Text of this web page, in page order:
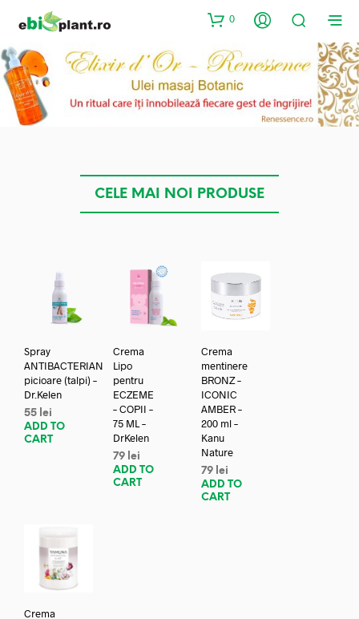
0
CELE MAI NOI PRODUSE
Spray
ANTIBACTERIAN
picioare (talpi) –
Dr.Kelen
55 lei
ADD TO
CART
Crema
Lipo
pentru
ECZEME
– COPII –
75 ML –
DrKelen
79 lei
ADD TO
CART
Crema
mentinere
BRONZ –
ICONIC
AMBER –
200 ml –
Kanu
Nature
79 lei
ADD TO
CART
Crema